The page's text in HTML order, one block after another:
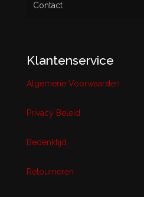
Contact
Klantenservice
Algemene Voorwaarden
Privacy Beleid
Bedenktijd
Retourneren